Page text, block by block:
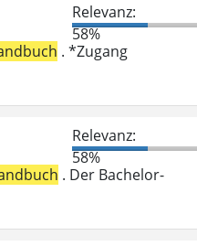
Relevanz:
58%
. *Zugang
Relevanz:
58%
. Der Bachelor-